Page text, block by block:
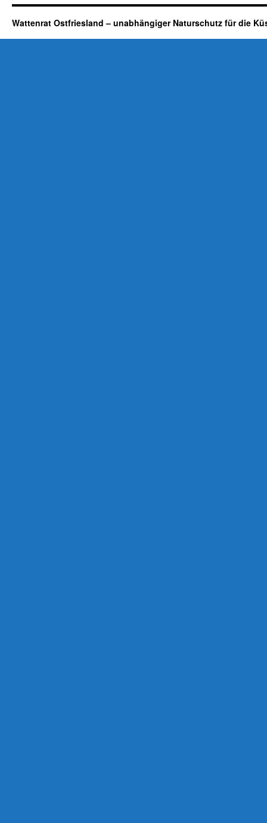
Wattenrat Ostfriesland – unabhängiger Naturschutz für die